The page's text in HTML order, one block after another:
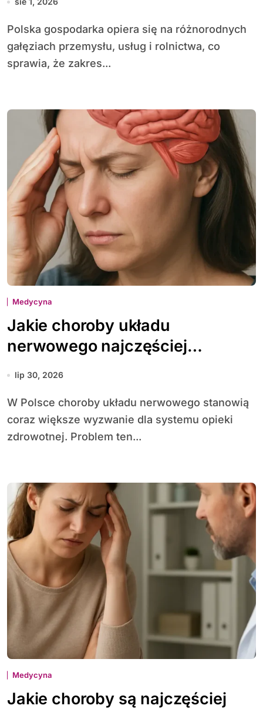
Polska gospodarka opiera się na różnorodnych
gałęziach przemysłu, usług i rolnictwa, co
sprawia, że zakres...
Medycyna
Jakie choroby układu
nerwowego najczęściej
diagnozuje się w Polsce
lip 30, 2026
W Polsce choroby układu nerwowego stanowią
coraz większe wyzwanie dla systemu opieki
zdrowotnej. Problem ten...
Medycyna
Jakie choroby są najczęściej